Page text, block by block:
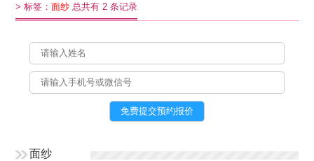
>标签：面纱 总共有 2 条记录
面纱